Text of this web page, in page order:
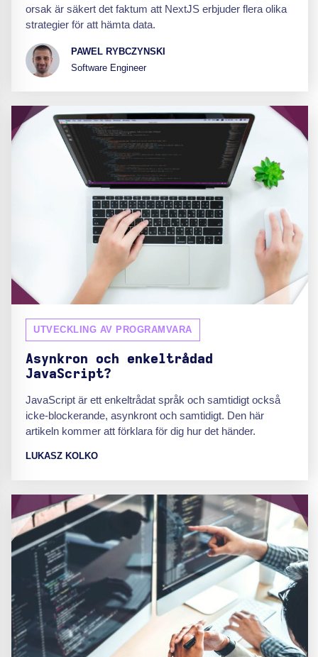
orsak är säkert det faktum att NextJS erbjuder flera olika
strategier för att hämta data.
PAWEL RYBCZYNSKI
Software Engineer
UTVECKLING AV PROGRAMVARA
Asynkron och enkeltrådad
JavaScript?
JavaScript är ett enkeltrådat språk och samtidigt också
icke-blockerande, asynkront och samtidigt. Den här
artikeln kommer att förklara för dig hur det händer.
LUKASZ KOLKO